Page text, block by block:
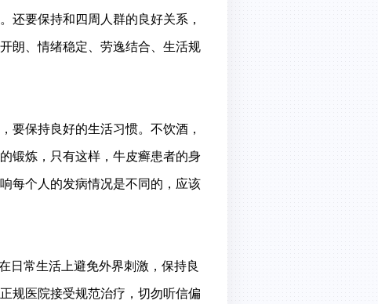
还要保持和四周人群的良好关系，
朗、情绪稳定、劳逸结合、生活规
保持良好的生活习惯。不饮酒，
锻炼，只有这样，牛皮癣患者的身
每个人的发病情况是不同的，应该
常生活上避免外界刺激，保持良
规医院接受规范治疗，切勿听信偏